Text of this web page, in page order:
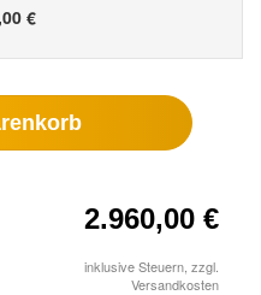
€
2.960,00 €
inklusive Steuern, zzgl.
Versandkosten